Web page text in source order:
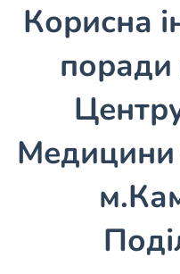
Корисна
поради
Медицини